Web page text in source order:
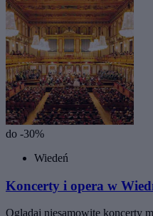
do -30%
Wiedeń
Koncerty i opera w
Oglądaj niesamowite koncerty